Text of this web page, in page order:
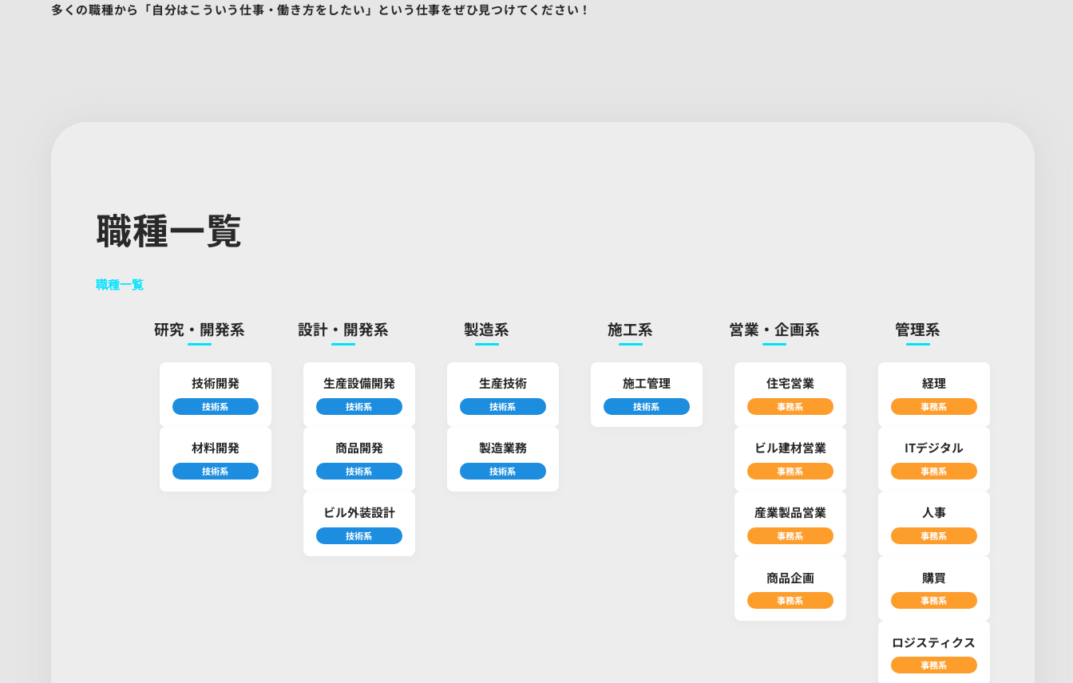
多くの職種から「自分はこういう仕事・働き方をしたい」という仕事をぜひ見つけてください！
職種一覧
職種一覧
研究・開発系
技術開発
技術系
材料開発
技術系
設計・開発系
生産設備開発
技術系
商品開発
技術系
ビル外装設計
技術系
製造系
生産技術
技術系
製造業務
技術系
施工系
施工管理
技術系
営業・企画系
住宅営業
事務系
ビル建材営業
事務系
産業製品営業
事務系
商品企画
事務系
管理系
経理
事務系
ITデジタル
事務系
人事
事務系
購買
事務系
ロジスティクス
事務系